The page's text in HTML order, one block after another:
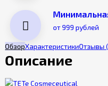
от 999 рублей
ОбзорХарактеристикиОтзывы
Описание